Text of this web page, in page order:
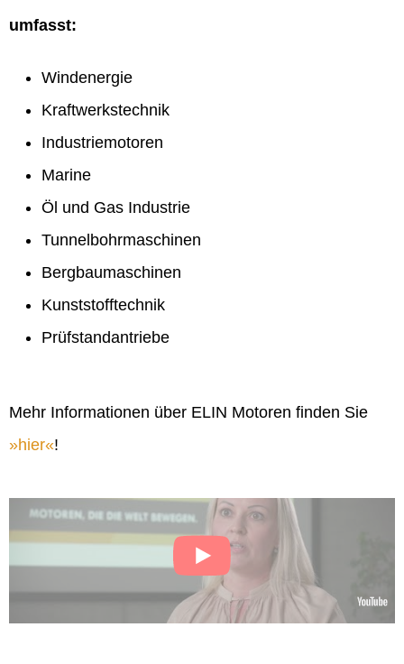
umfasst:
Windenergie
Kraftwerkstechnik
Industriemotoren
Marine
Öl und Gas Industrie
Tunnelbohrmaschinen
Bergbaumaschinen
Kunststofftechnik
Prüfstandantriebe
Mehr Informationen über ELIN Motoren finden Sie
hier !